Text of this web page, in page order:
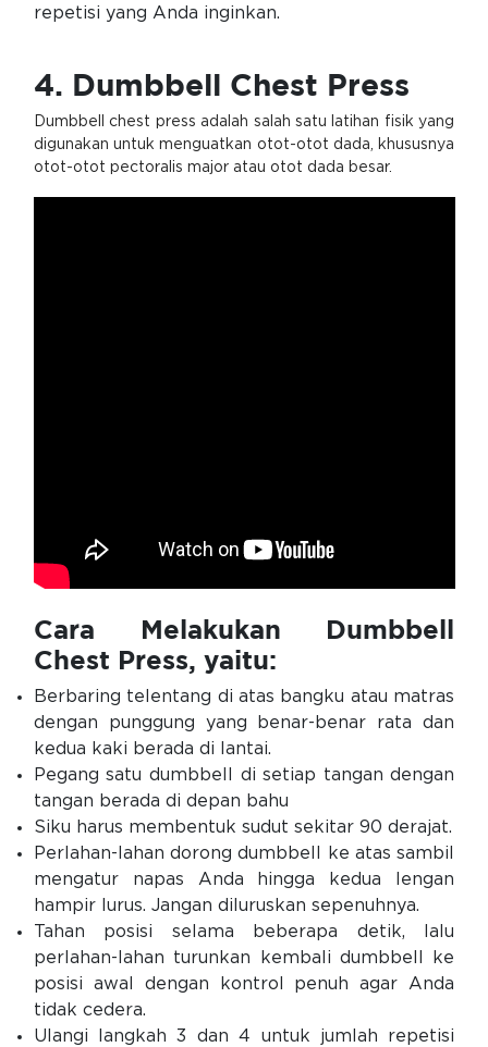
repetisi yang Anda inginkan.
4. Dumbbell Chest Press
Dumbbell chest press adalah salah satu latihan fisik yang
digunakan untuk menguatkan otot-otot dada, khususnya
otot-otot pectoralis major atau otot dada besar.
Cara Melakukan Dumbbell
Chest Press, yaitu:
Berbaring telentang di atas bangku atau matras
dengan punggung yang benar-benar rata dan
kedua kaki berada di lantai.
Pegang satu dumbbell di setiap tangan dengan
tangan berada di depan bahu
Siku harus membentuk sudut sekitar 90 derajat.
Perlahan-lahan dorong dumbbell ke atas sambil
mengatur napas Anda hingga kedua lengan
hampir lurus. Jangan diluruskan sepenuhnya.
Tahan posisi selama beberapa detik, lalu
perlahan-lahan turunkan kembali dumbbell ke
posisi awal dengan kontrol penuh agar Anda
tidak cedera.
Ulangi langkah 3 dan 4 untuk jumlah repetisi